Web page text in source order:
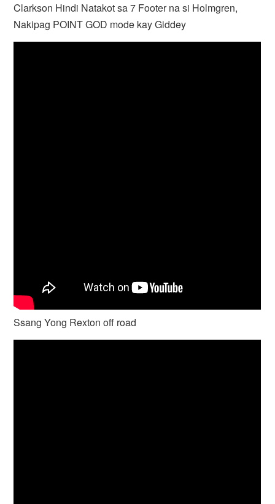
Clarkson Hindi Natakot sa 7 Footer na si Holmgren,
Nakipag POINT GOD mode kay Giddey
Ssang Yong Rexton off road